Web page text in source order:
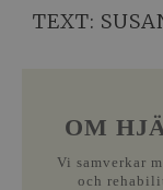
TEXT:
OM
Vi samverkar
och